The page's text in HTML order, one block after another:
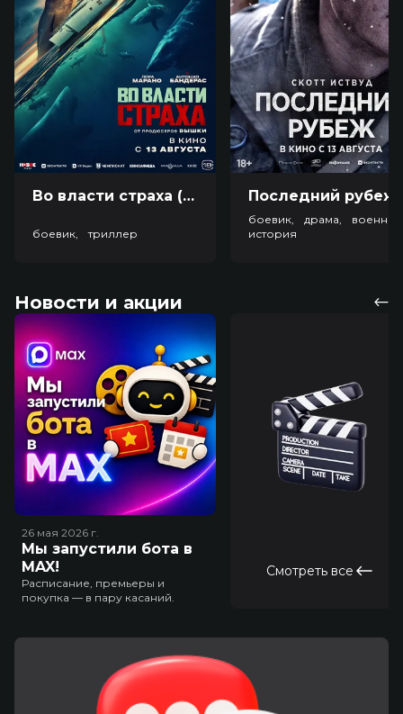
Во власти страха (18+)
боевик, триллер
боевик, драма,
история
Новости и акции
26 мая 2026 г.
Мы запустили бота в
MAX!
Расписание, премьеры и
покупка — в пару касаний.
Смотреть все